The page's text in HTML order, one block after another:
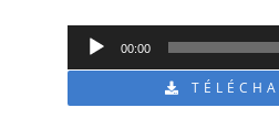
Lecteur
audio
00:00